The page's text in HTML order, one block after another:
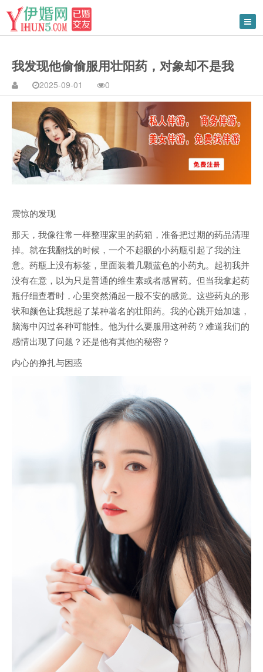
我发现他偷偷服用壮阳药，对象却不是我
2025-09-01 0
震惊的发现
那天，我像往常一样整理家里的药箱，准备把过期的药品清理
掉。就在我翻找的时候，一个不起眼的小药瓶引起了我的注
意。药瓶上没有标签，里面装着几颗蓝色的小药丸。起初我并
没有在意，以为只是普通的维生素或者感冒药。但当我拿起药
瓶仔细查看时，心里突然涌起一股不安的感觉。这些药丸的形
状和颜色让我想起了某种著名的壮阳药。我的心跳开始加速，
脑海中闪过各种可能性。他为什么要服用这种药？难道我们的
感情出现了问题？还是他有其他的秘密？
内心的挣扎与困惑